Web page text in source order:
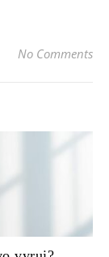
No Comments